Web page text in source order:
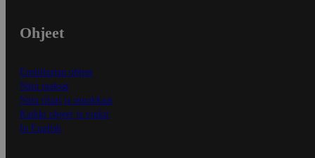
Ohjeet
Ensitilaajan ohjeet
Näin maksat
Näin tilaat ja muokkaat
Kaikki ohjeet ja vinkit
In English